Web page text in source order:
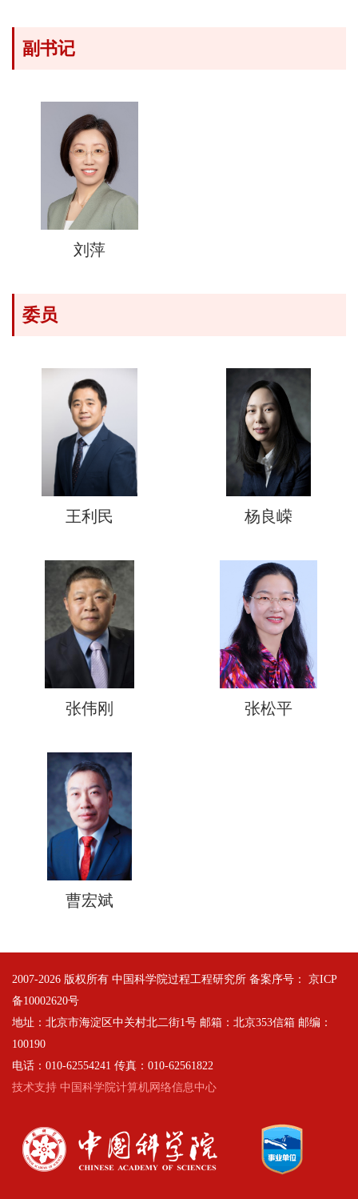
副书记
刘萍
委员
王利民 杨良嵘
张伟刚 张松平
曹宏斌
2007-2026 版权所有 中国科学院过程工程研究所 备案序号： 京ICP
备10002620号
地址：北京市海淀区中关村北二街1号 邮箱：北京353信箱 邮编：
100190
电话：010-62554241 传真：010-62561822
技术支持 中国科学院计算机网络信息中心